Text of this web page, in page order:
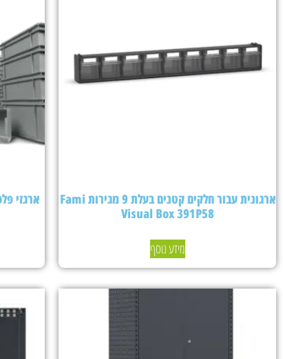
ארגונית עבור חלקים קטנים בעלת 9 מגירות Fami
Visual Box 391P58
מידע נוסף